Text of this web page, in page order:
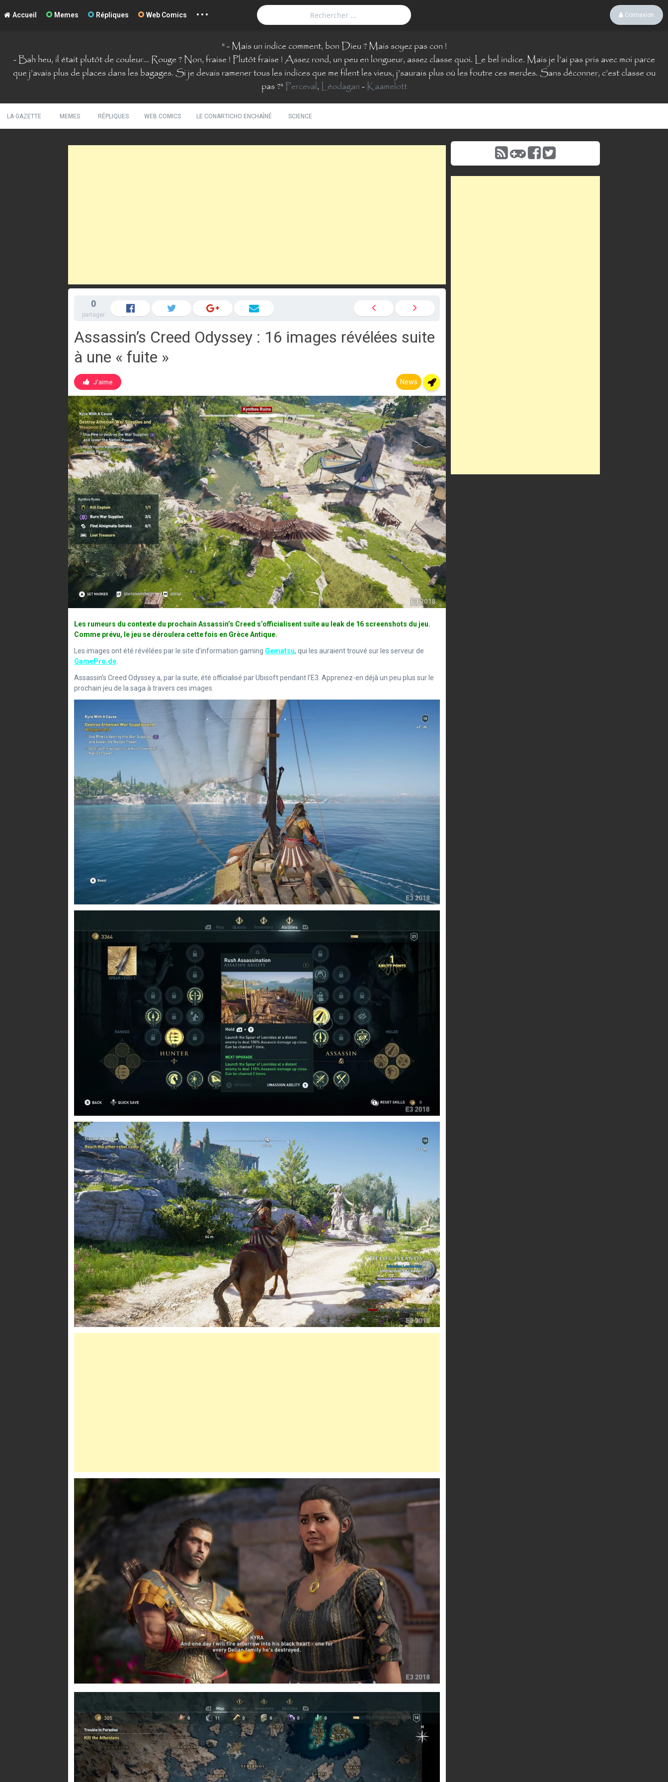
t
La Comté du Geek
Accueil Memes Répliques Web Comics ... Connexion
"- Mais un indice comment, bon Dieu ? Mais soyez pas con !
- Bah heu, il était plutôt de couleur… Rouge ? Non, fraise ! Plutôt fraise ! Assez rond, un peu en longueur, assez classe quoi. Le bel indice. Mais je l’ai pas pris avec moi parce
que j’avais plus de places dans les bagages. Si je devais ramener tous les indices que me filent les vieux, j’saurais plus où les foutre ces merdes. Sans déconner, c’est classe ou
pas ?" Perceval, Léodagan-Kaamelott
LA GAZETTE MEMES RÉPLIQUES WEB COMICS LE CONARTICHO ENCHAÎNÉ SCIENCE
0
partager
Assassin’s Creed Odyssey : 16 images révélées suite
à une « fuite »
J'aime News
Les rumeurs du contexte du prochain Assassin’s Creed s’officialisent suite au leak de 16 screenshots du jeu.
Comme prévu, le jeu se déroulera cette fois en Grèce Antique.
Les images ont été révélées par le site d’information gaming Gematsu, qui les auraient trouvé sur les serveur de
GamePro.de
Assassin’s Creed Odyssey a, par la suite, été officialisé par Ubisoft pendant l’E3. Apprenez-en déjà un peu plus sur le
prochain jeu de la saga à travers ces images.